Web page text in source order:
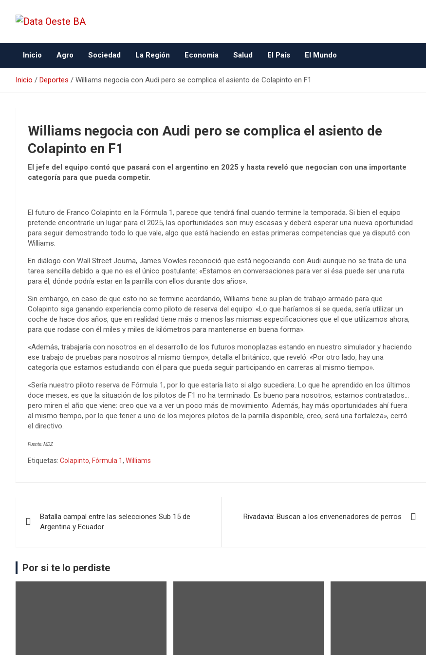
Data Oeste BA
Inicio Agro Sociedad La Región Economia Salud El País El Mundo
Inicio Deportes Williams negocia con Audi pero se complica el asiento de Colapinto en F1
Williams negocia con Audi pero se complica el asiento de
Colapinto en F1
El jefe del equipo contó que pasará con el argentino en 2025 y hasta reveló que negocian con una importante
categoría para que pueda competir.
El futuro de Franco Colapinto en la Fórmula 1, parece que tendrá final cuando termine la temporada. Si bien el equipo
pretende encontrarle un lugar para el 2025, las oportunidades son muy escasas y deberá esperar una nueva oportunidad
para seguir demostrando todo lo que vale, algo que está haciendo en estas primeras competencias que ya disputó con
Williams.
En diálogo con Wall Street Journa, James Vowles reconoció que está negociando con Audi aunque no se trata de una
tarea sencilla debido a que no es el único postulante: «Estamos en conversaciones para ver si ésa puede ser una ruta
para él, dónde podría estar en la parrilla con ellos durante dos años».
Sin embargo, en caso de que esto no se termine acordando, Williams tiene su plan de trabajo armado para que
Colapinto siga ganando experiencia como piloto de reserva del equipo: «Lo que haríamos si se queda, sería utilizar un
coche de hace dos años, que en realidad tiene más o menos las mismas especificaciones que el que utilizamos ahora,
para que rodase con él miles y miles de kilómetros para mantenerse en buena forma».
«Además, trabajaría con nosotros en el desarrollo de los futuros monoplazas estando en nuestro simulador y haciendo
ese trabajo de pruebas para nosotros al mismo tiempo», detalla el británico, que reveló: «Por otro lado, hay una
categoría que estamos estudiando con él para que pueda seguir participando en carreras al mismo tiempo».
«Sería nuestro piloto reserva de Fórmula 1, por lo que estaría listo si algo sucediera. Lo que he aprendido en los últimos
doce meses, es que la situación de los pilotos de F1 no ha terminado. Es bueno para nosotros, estamos contratados…
pero miren el año que viene: creo que va a ver un poco más de movimiento. Además, hay más oportunidades ahí fuera
al mismo tiempo, por lo que tener a uno de los mejores pilotos de la parrilla disponible, creo, será una fortaleza», cerró
el directivo.
Fuente: MDZ
Etiquetas: Colapinto, Fórmula 1, Williams
Batalla campal entre las selecciones Sub 15 de
Argentina y Ecuador
Rivadavia: Buscan a los envenenadores de perros
Por si te lo perdiste